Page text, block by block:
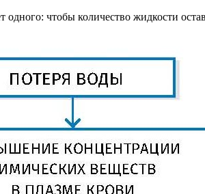
чтобы количество жидкости